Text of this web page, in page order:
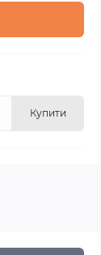
Купити